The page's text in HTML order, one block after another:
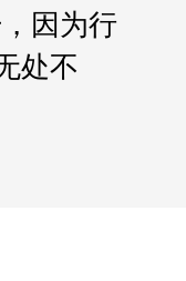
因为行
处不